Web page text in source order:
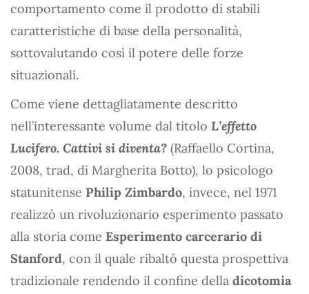
comportamento come il prodotto di stabili
caratteristiche di base della personalità,
sottovalutando così il potere delle forze
situazionali.
Come viene dettagliatamente descritto
nell’interessante volume dal titolo L’effetto
Lucifero. Cattivi si diventa? (Raffaello Cortina,
2008, trad, di Margherita Botto), lo psicologo
statunitense Philip Zimbardo, invece, nel 1971
realizzò un rivoluzionario esperimento passato
alla storia come Esperimento carcerario di
Stanford, con il quale ribaltò questa prospettiva
tradizionale rendendo il confine della dicotomia